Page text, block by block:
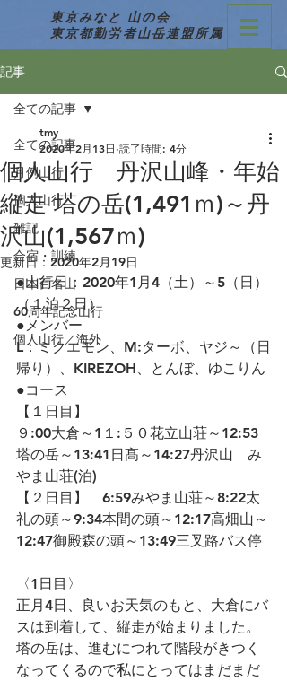
東京みなと 山の会
東京都勤労者山岳連盟所属
記事
全ての記事
月例山行
個人山行
雑記
合宿・訓練
日本百名山
60周年記念山行
個人山行／海外
全ての記事
個人山行 丹沢山峰・年始
縦走 塔の岳(1,491ｍ)～丹
沢山(1,567ｍ)
tmy
2020年2月13日 読了時間: 4分
更新日： 2020年2月19日
●山行日：2020年1月4（土）～5（日）
（１泊２日）
●メンバー
L：ミクエモン、M:ターボ、ヤジ～（日
帰り）、KIREZOH、とんぼ、ゆこりん
●コース
【１日目】
９:00大倉～1１:５０花立山荘～12:53
塔の岳～13:41日髙～14:27丹沢山　み
やま山荘(泊)
【２日目】　6:59みやま山荘～8:22太
礼の頭～9:34本間の頭～12:17高畑山～
12:47御殿森の頭～13:49三叉路バス停
〈1日目〉
正月4日、良いお天気のもと、大倉にバ
スは到着して、縦走が始まりました。
塔の岳は、進むにつれて階段がきつく
なってくるので私にとってはまだまだ